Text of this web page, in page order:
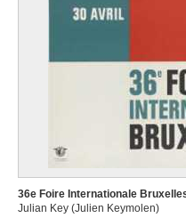
36e Foire Internationale
Julian Key (Julien Keymolen)